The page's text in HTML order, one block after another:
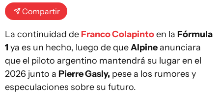
Compartir
La continuidad de Franco Colapintoen la Fórmula
1 ya es un hecho, luego de queAlpineanunciara
que el piloto argentino mantendrá su lugar en el
2026 junto a Pierre Gasly, pese a los rumores y
especulaciones sobre su futuro.